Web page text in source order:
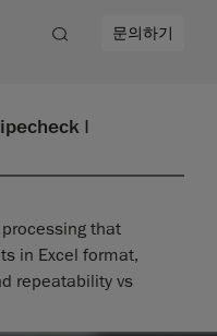
문의하기
|
that
in Excel format,
repeatability vs